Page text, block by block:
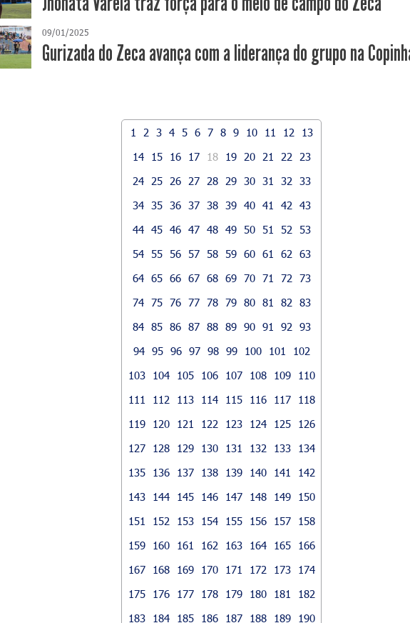
09/01/2025
Gurizada do Zeca avança com a liderança do grupo na
1 2 3 4 5 6 7 8 9 10 11 12
13
14
15 16 17 18 19 20 21 22
23
24
25 26 27 28 29 30 31 32
33
34 35 36 37 38 39 40 41 42
43
44 45 46 47 48 49 50 51 52
53
54 55 56 57 58 59 60 61 62
63
64 65 66 67 68 69 70 71 72
73
74 75 76 77 78 79 80 81 82
83
84 85 86 87 88 89 90 91 92
93
94 95 96 97 98 99 100 101
102
103
104 105 106 107 108 109
110
111
112 113 114 115 116 117
118
119
120 121 122 123 124 125
126
127
128 129 130 131 132 133
134
135
136 137 138 139 140 141
142
143
144 145 146 147 148 149
150
151
152 153 154 155 156 157
158
159
160 161 162 163 164 165
166
167
168 169 170 171 172 173
174
175
176 177 178 179 180 181
182
183
184 185 186 187 188 189
190